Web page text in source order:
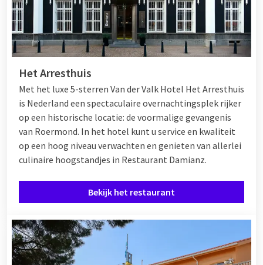
Het Arresthuis
Met het luxe 5-sterren Van der Valk Hotel Het Arresthuis
is Nederland een spectaculaire overnachtingsplek rijker
op een historische locatie: de voormalige gevangenis
van Roermond. In het hotel kunt u service en kwaliteit
op een hoog niveau verwachten en genieten van allerlei
culinaire hoogstandjes in Restaurant Damianz.
Bekijk het restaurant